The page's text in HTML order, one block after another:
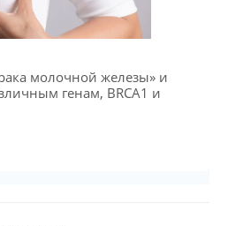
рака молочной железы» и
генам, BRCA1 и